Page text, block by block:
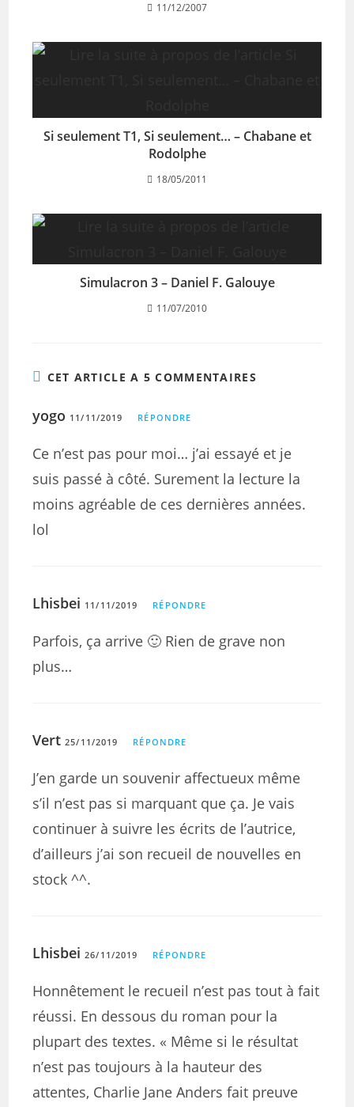
11/12/2007
Si seulement T1, Si seulement… – Chabane et
Rodolphe
18/05/2011
Simulacron 3 – Daniel F. Galouye
11/07/2010
CET ARTICLE A 5 COMMENTAIRES
yogo 11/11/2019 RÉPONDRE
Ce n’est pas pour moi… j’ai essayé et je
suis passé à côté. Surement la lecture la
moins agréable de ces dernières années.
lol
Lhisbei 11/11/2019 RÉPONDRE
Parfois, ça arrive 🙂 Rien de grave non
plus…
Vert 25/11/2019 RÉPONDRE
J’en garde un souvenir affectueux même
s’il n’est pas si marquant que ça. Je vais
continuer à suivre les écrits de l’autrice,
d’ailleurs j’ai son recueil de nouvelles en
stock ^^.
Lhisbei 26/11/2019 RÉPONDRE
Honnêtement le recueil n’est pas tout à fait
réussi. En dessous du roman pour la
plupart des textes. « Même si le résultat
n’est pas toujours à la hauteur des
attentes, Charlie Jane Anders fait preuve